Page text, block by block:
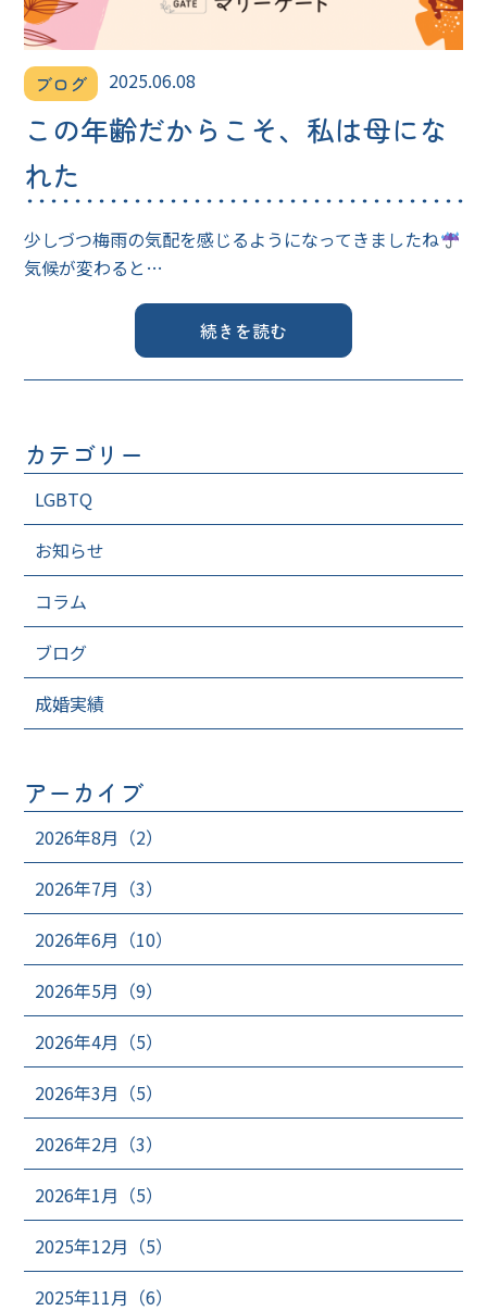
ブログ 2025.06.08
この年齢だからこそ、私は母にな
れた
少しづつ梅雨の気配を感じるようになってきましたね
気候が変わると…
続きを読む
カテゴリー
LGBTQ
お知らせ
コラム
ブログ
成婚実績
アーカイブ
2026年8月（2）
2026年7月（3）
2026年6月（10）
2026年5月（9）
2026年4月（5）
2026年3月（5）
2026年2月（3）
2026年1月（5）
2025年12月（5）
2025年11月（6）